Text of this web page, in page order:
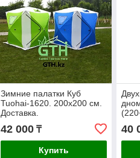
Зимние палатки Куб
Tuohai-1620. 200x200 см.
Доставка.
42 000₸
Купить
40